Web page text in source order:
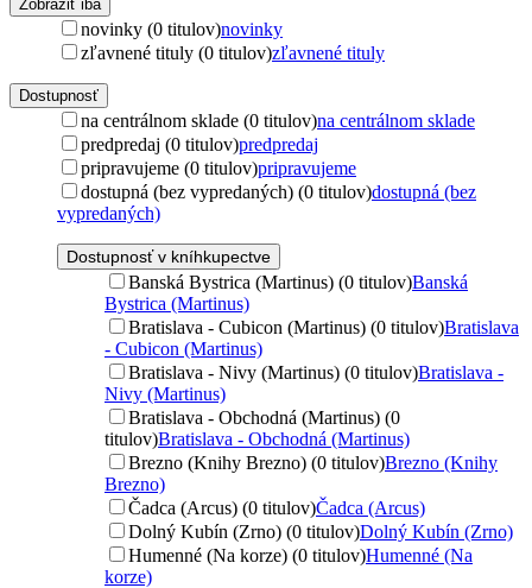
Zobraziť iba
novinky (0 titulov)novinky
zľavnené tituly (0 titulov)zľavnené tituly
Dostupnosť
na centrálnom sklade (0 titulov)na centrálnom sklade
predpredaj (0 titulov)predpredaj
pripravujeme (0 titulov)pripravujeme
dostupná (bez vypredaných) (0 titulov)dostupná (bez
vypredaných)
Dostupnosť v kníhkupectve
Banská Bystrica (Martinus) (0 titulov)Banská
Bystrica (Martinus)
Bratislava - Cubicon (Martinus) (0 titulov)Bratislava
- Cubicon (Martinus)
Bratislava - Nivy (Martinus) (0 titulov)Bratislava -
Nivy (Martinus)
Bratislava - Obchodná (Martinus) (0
titulov)Bratislava - Obchodná (Martinus)
Brezno (Knihy Brezno) (0 titulov)Brezno (Knihy
Brezno)
Čadca (Arcus) (0 titulov)Čadca (Arcus)
Dolný Kubín (Zrno) (0 titulov)Dolný Kubín (Zrno)
Humenné (Na korze) (0 titulov)Humenné (Na
korze)